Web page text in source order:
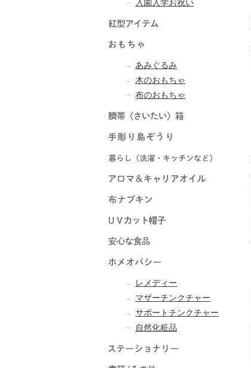
入園入学お祝い
あみぐるみ
木のおもちゃ
布のおもちゃ
レメディー
マザーチンクチャー
サポートチンクチャー
自然化粧品